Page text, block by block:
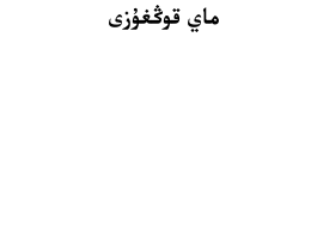
ماي قوڭغۇزى